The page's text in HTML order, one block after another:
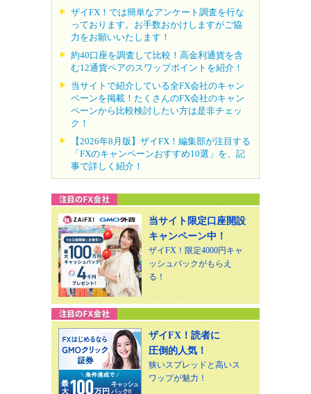
ザイFX！では簡単なアンケート調査を行な
っております。お手数おかけしますがご協
力をお願いいたします！
約40口座を調査して比較！高金利通貨を含
む12通貨ペアのスワップポイントを紹介！
当サイトで紹介している全FX会社のキャン
ペーンを掲載！たくさんのFX会社のキャン
ペーンから比較検討したい方は是非チェッ
ク！
【2026年8月版】ザイFX！編集部が注目する
「FXのキャンペーンおすすめ10選」を、記
事で詳しく紹介！
当サイト限定口座開設
キャンペーン中！
ザイFX！限定4000円キャ
ッシュバックがもらえ
る！
ザイFX！読者に
圧倒的人気！
狭いスプレッドと高いス
ワップが魅力！